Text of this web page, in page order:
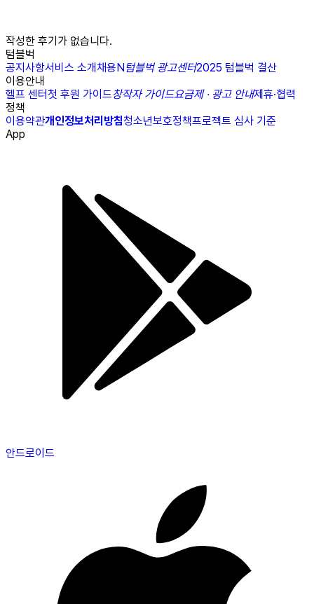
작성한 후기가 없습니다.
텀블벅
공지사항서비스 소개채용N텀블벅 광고센터2025 텀블벅 결산
이용안내
헬프 센터첫 후원 가이드창작자 가이드요금제 · 광고 안내제휴·협력
정책
이용약관개인정보처리방침청소년보호정책프로젝트 심사 기준
App
안드로이드